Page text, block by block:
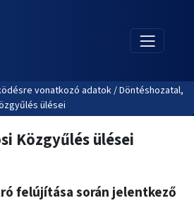
vonatkozó adatok / Döntéshozatal,
ülései
Közgyűlés ülései
felújítása során jelentkező